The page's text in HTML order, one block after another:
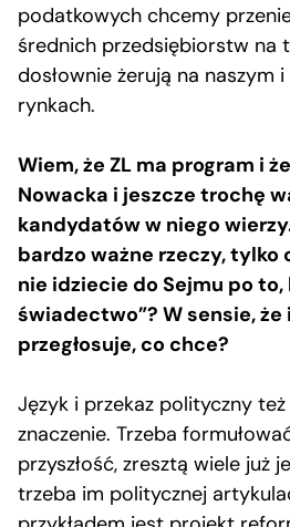
podatkowych chcemy
średnich przedsiębiorstw na
dosłownie żerują na naszym
rynkach.
Wiem, że ZL ma program i
Nowacka i jeszcze trochę
kandydatów w niego
bardzo ważne rzeczy, tylko
nie idziecie do Sejmu po to,
świadectwo”? W sensie,
przegłosuje, co chce?
Język i przekaz polityczny
znaczenie. Trzeba
przyszłość, zresztą wiele już
trzeba im politycznej